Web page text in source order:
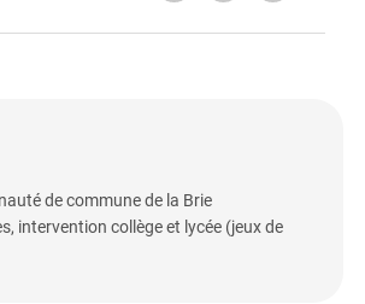
de commune de la Brie
intervention collège et lycée (jeux de